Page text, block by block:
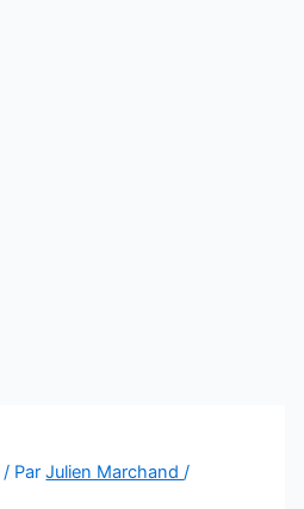
/ ParJulien Marchand/